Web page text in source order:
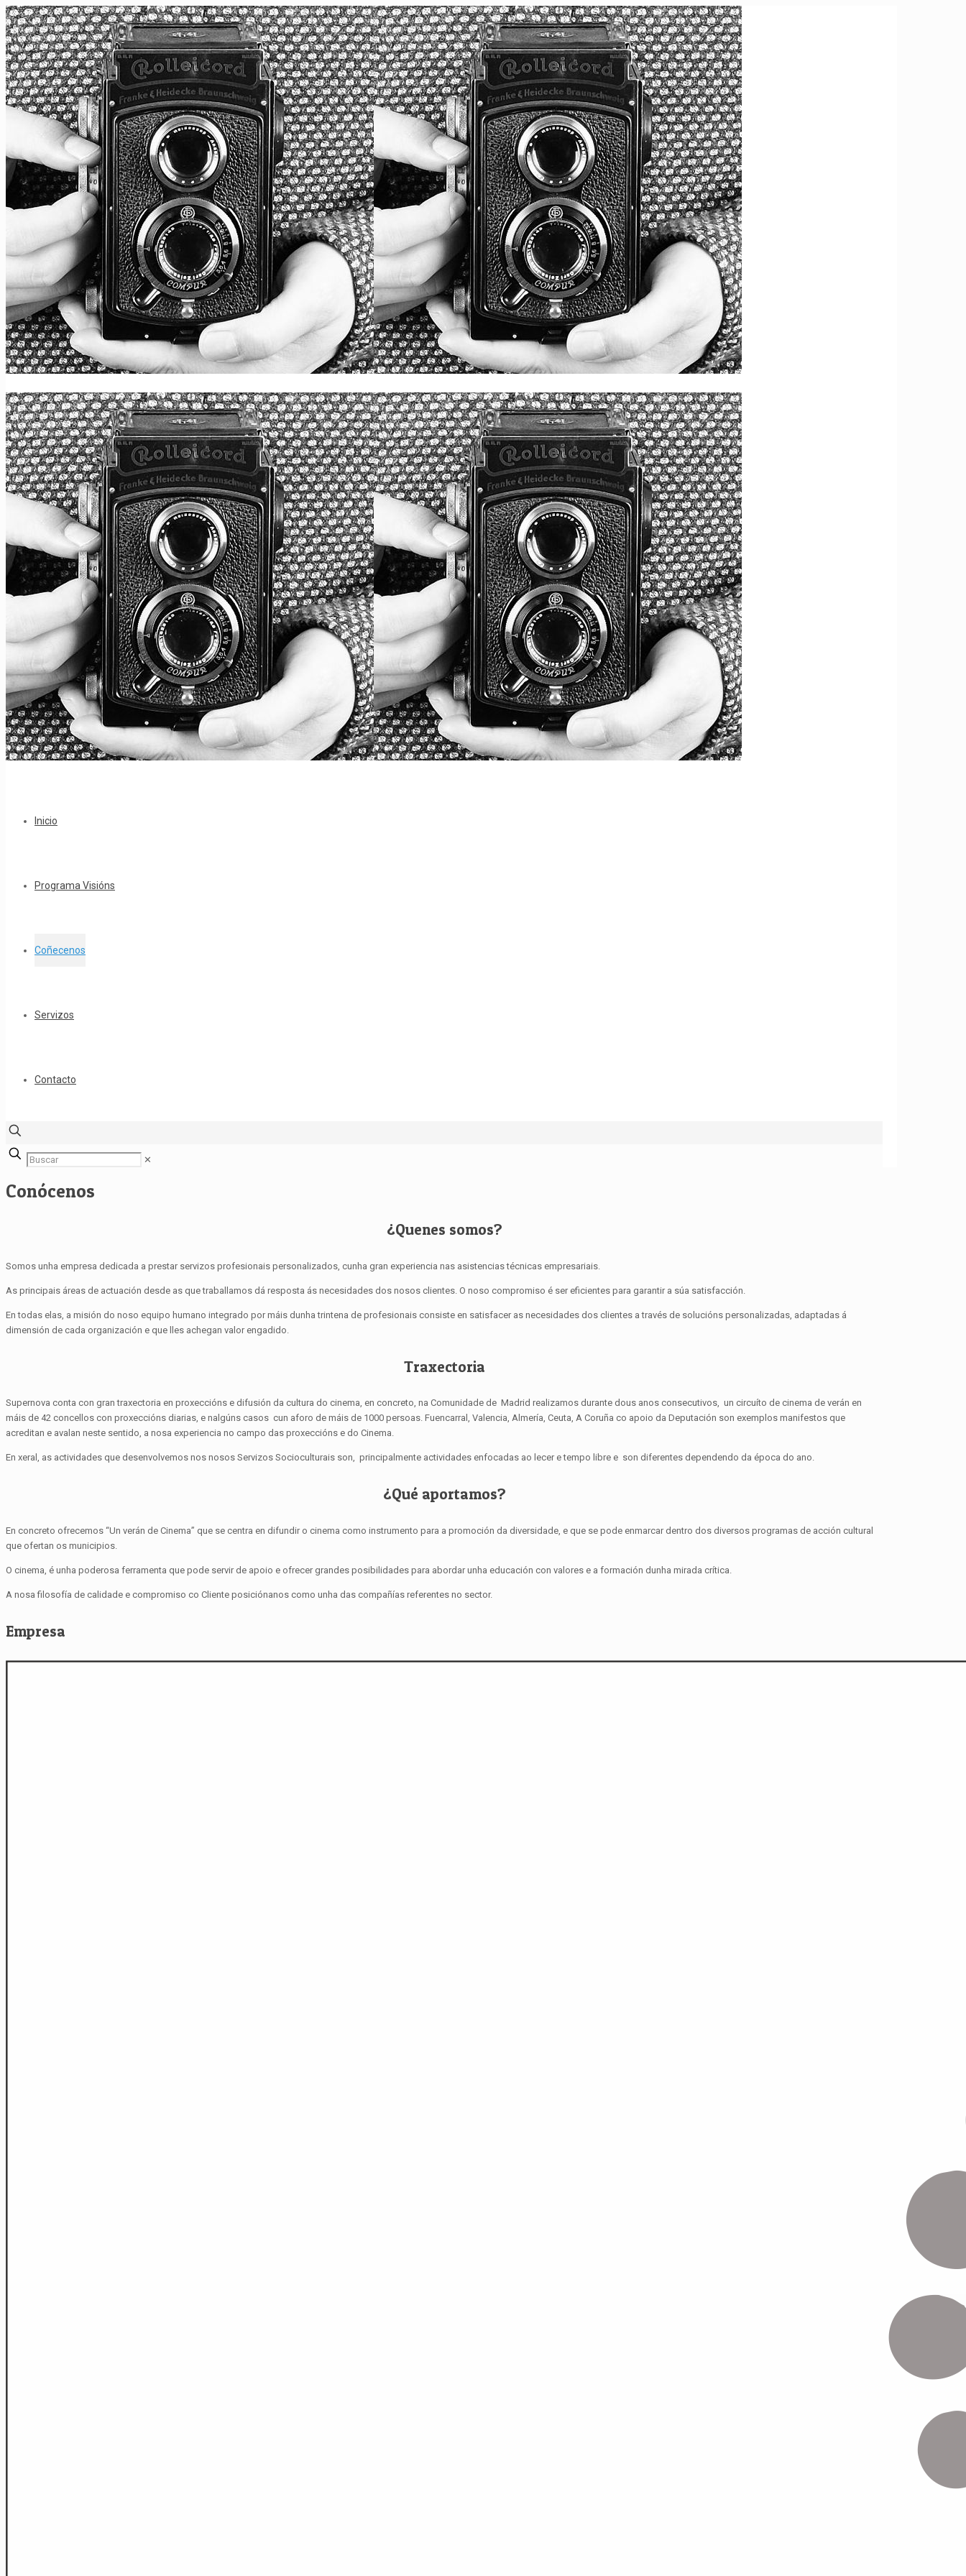
Inicio
Programa Visións
Coñecenos
Servizos
Contacto
✕
Conócenos
¿Quenes somos?
Somos unha empresa dedicada a prestar servizos profesionais personalizados, cunha gran experiencia nas asistencias técnicas empresariais.
As principais áreas de actuación desde as que traballamos dá resposta ás necesidades dos nosos clientes. O noso compromiso é ser eficientes para garantir a súa satisfacción.
En todas elas, a misión do noso equipo humano integrado por máis dunha trintena de profesionais consiste en satisfacer as necesidades dos clientes a través de solucións personalizadas, adaptadas á
dimensión de cada organización e que lles achegan valor engadido.
Traxectoria
Supernova conta con gran traxectoria en proxeccións e difusión da cultura do cinema, en concreto, na Comunidade de Madrid realizamos durante dous anos consecutivos, un circuíto de cinema de verán en
máis de 42 concellos con proxeccións diarias, e nalgúns casos cun aforo de máis de 1000 persoas. Fuencarral, Valencia, Almería, Ceuta, A Coruña co apoio da Deputación son exemplos manifestos que
acreditan e avalan neste sentido, a nosa experiencia no campo das proxeccións e do Cinema.
En xeral, as actividades que desenvolvemos nos nosos Servizos Socioculturais son, principalmente actividades enfocadas ao lecer e tempo libre e son diferentes dependendo da época do ano.
¿Qué aportamos?
En concreto ofrecemos “Un verán de Cinema” que se centra en difundir o cinema como instrumento para a promoción da diversidade, e que se pode enmarcar dentro dos diversos programas de acción cultural
que ofertan os municipios.
O cinema, é unha poderosa ferramenta que pode servir de apoio e ofrecer grandes posibilidades para abordar unha educación con valores e a formación dunha mirada crítica.
A nosa filosofía de calidade e compromiso co Cliente posiciónanos como unha das compañías referentes no sector.
Empresa